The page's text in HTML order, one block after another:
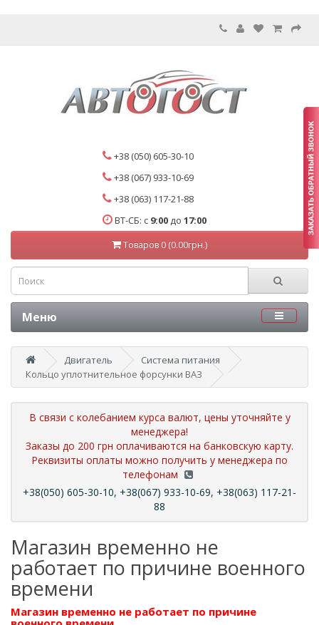
+38 (050) 605-30-10
+38 (067) 933-10-69
+38 (063) 117-21-88
ВТ-СБ: с 9:00 до 17:00
Товаров 0 (0.00грн.)
Меню
Двигатель
Система питания
Кольцо уплотнительное форсунки ВАЗ
В связи с колебанием курса валют, цены уточняйте у
менеджера!
Заказы до 200 грн оплачиваются на банковскую карту.
Реквизиты оплаты можно получить у менеджера по
телефонам
+38(050) 605-30-10, +38(067) 933-10-69, +38(063) 117-21-
88
Магазин временно не
работает по причине военного
времени
Магазин временно не работает по причине